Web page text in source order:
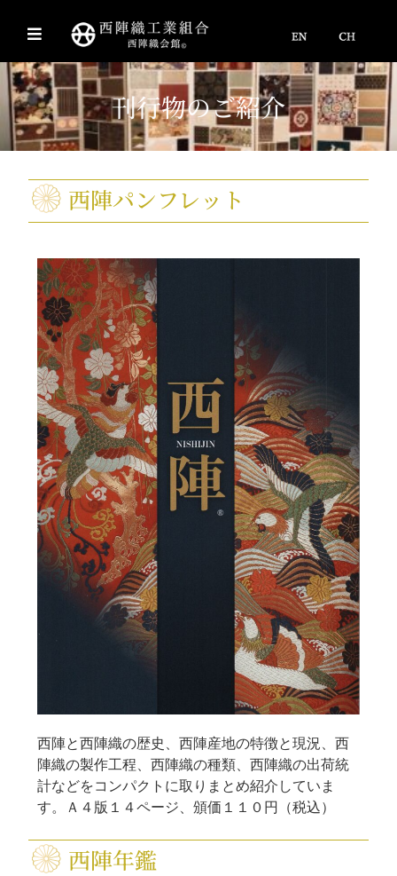
刊行物のご紹介
西陣パンフレット
西陣と西陣織の歴史、西陣産地の特徴と現況、西
陣織の製作工程、西陣織の種類、西陣織の出荷統
計などをコンパクトに取りまとめ紹介していま
す。Ａ４版１４ページ、頒価１１０円（税込）
西陣年鑑